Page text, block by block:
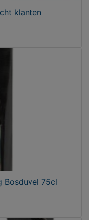
klanten
Bosduvel 75cl